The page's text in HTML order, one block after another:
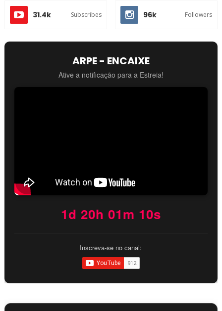
31.4k Subscribes 96k Followers
ARPE - ENCAIXE
Ative a notificação para a Estreia!
1d 20h 01m 09s
Inscreva-se no canal: